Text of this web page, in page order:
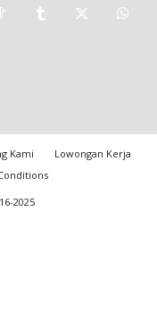
Kami
Lowongan Kerja
2025